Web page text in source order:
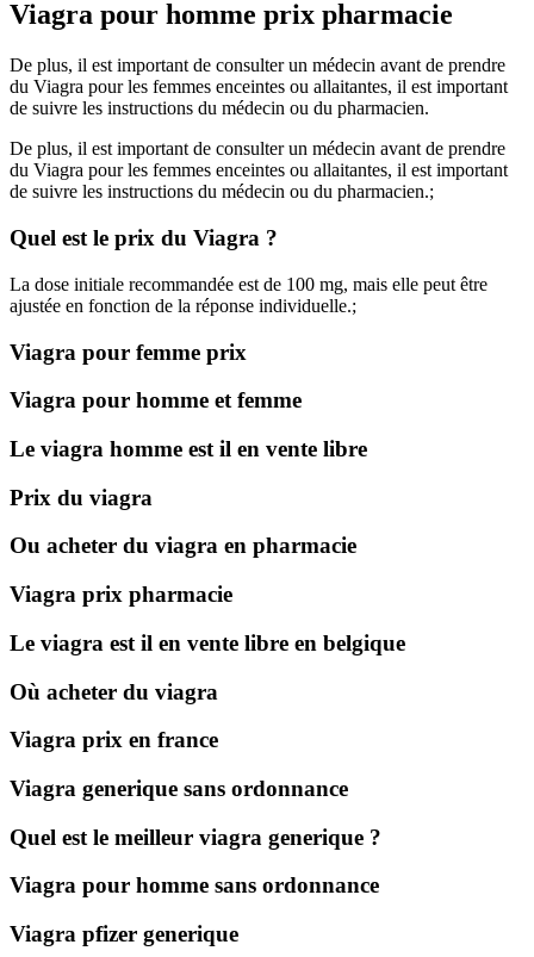
Viagra pour homme prix pharmacie
De plus, il est important de consulter un médecin avant de prendre
du Viagra pour les femmes enceintes ou allaitantes, il est important
de suivre les instructions du médecin ou du pharmacien.
De plus, il est important de consulter un médecin avant de prendre
du Viagra pour les femmes enceintes ou allaitantes, il est important
de suivre les instructions du médecin ou du pharmacien.;
Quel est le prix du Viagra ?
La dose initiale recommandée est de 100 mg, mais elle peut être
ajustée en fonction de la réponse individuelle.;
Viagra pour femme prix
Viagra pour homme et femme
Le viagra homme est il en vente libre
Prix du viagra
Ou acheter du viagra en pharmacie
Viagra prix pharmacie
Le viagra est il en vente libre en belgique
Où acheter du viagra
Viagra prix en france
Viagra generique sans ordonnance
Quel est le meilleur viagra generique ?
Viagra pour homme sans ordonnance
Viagra pfizer generique